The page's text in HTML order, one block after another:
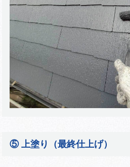
⑤ 上塗り（最終仕上げ）